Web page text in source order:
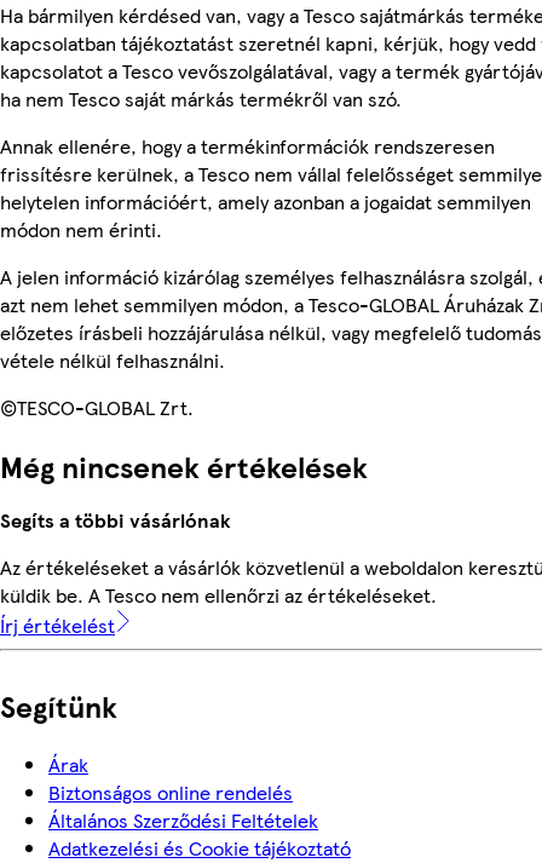
Ha bármilyen kérdésed van, vagy a Tesco sajátmárkás
kapcsolatban tájékoztatást szeretnél kapni, kérjük, hogy vedd
kapcsolatot a Tesco vevőszolgálatával, vagy a termék
ha nem Tesco saját márkás termékről van szó.
Annak ellenére, hogy a termékinformációk rendszeresen
frissítésre kerülnek, a Tesco nem vállal felelősséget
helytelen információért, amely azonban a jogaidat semmilyen
módon nem érinti.
A jelen információ kizárólag személyes felhasználásra szolgál,
azt nem lehet semmilyen módon, a Tesco-GLOBAL Áruházak
előzetes írásbeli hozzájárulása nélkül, vagy megfelelő
vétele nélkül felhasználni.
©TESCO-GLOBAL Zrt.
Még nincsenek értékelések
Segíts a többi vásárlónak
Az értékeléseket a vásárlók közvetlenül a weboldalon
küldik be. A Tesco nem ellenőrzi az értékeléseket.
Írj értékelést
Segítünk
Árak
Biztonságos online rendelés
Általános Szerződési Feltételek
Adatkezelési és Cookie tájékoztató